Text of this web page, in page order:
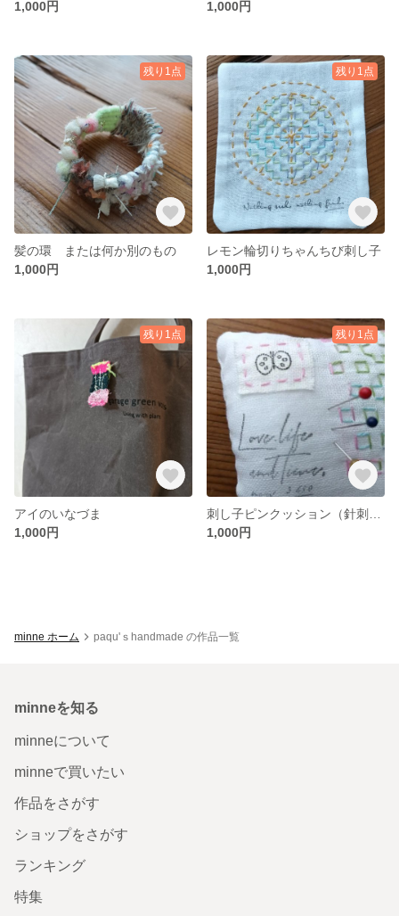
1,000円 1,000円
残り1点
髪の環 または何か別のもの
1,000円
残り1点
レモン輪切りちゃんちび刺し子
1,000円
残り1点
アイのいなづま
1,000円
残り1点
1,000円
minne ホーム paqu'ｓhandmade の作品一覧
minneを知る
minneについて
minneで買いたい
作品をさがす
ショップをさがす
ランキング
特集